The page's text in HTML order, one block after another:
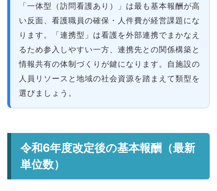
「一体型（訪問看護あり）」は最も基本報酬が高
い反面、看護職員の確保・人件費が経営課題にな
ります。「連携型」は看護を外部連携でまかなえ
るため参入しやすい一方、連携先との関係構築と
情報共有の体制づくりが鍵になります。自施設の
人員リソースと地域の社会資源を踏まえて類型を
選びましょう。
令和6年度改定後の基本報酬（最新
単位数）